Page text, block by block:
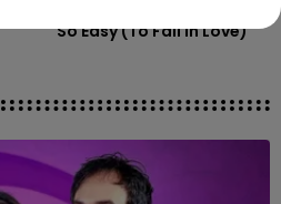
So Easy (to Fall In Love)